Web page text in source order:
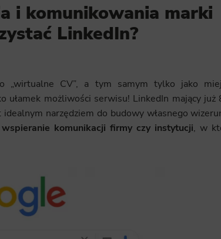
i komunikowania marki
LinkedIn?
„wirtualne CV”, a tym samym tylko jako
ułamek możliwości serwisu! LinkedIn mający już
narzędziem do budowy własnego
komunikacji firmy czy instytucji, w